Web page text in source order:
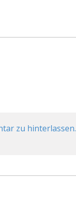
zu hinterlassen.